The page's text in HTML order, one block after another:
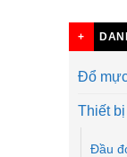
Đổ
Thiết
Đầu